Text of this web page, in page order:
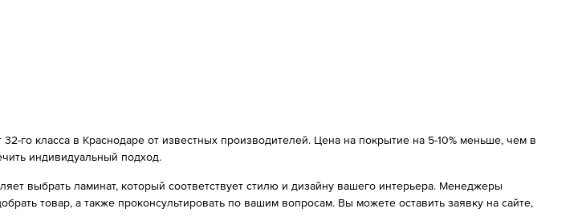
32-го класса в Краснодаре от известных производителей. Цена на покрытие на 5-10% меньше, чем в
индивидуальный подход.
выбрать ламинат, который соответствует стилю и дизайну вашего интерьера. Менеджеры
товар, а также проконсультировать по вашим вопросам. Вы можете оставить заявку на сайте,